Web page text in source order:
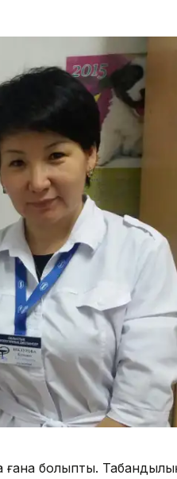
ғана болыпты.